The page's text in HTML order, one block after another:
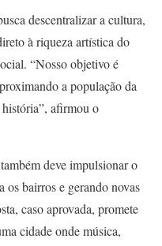
descentralizar a cultura,
à riqueza artística do
“Nosso objetivo é
a população da
afirmou o
deve impulsionar o
bairros e gerando novas
caso aprovada, promete
cidade onde música,